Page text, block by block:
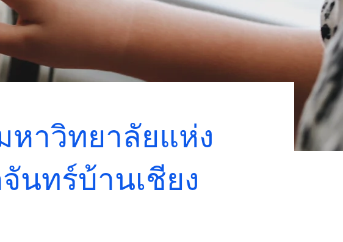
าวิทยาลัยแห่ง
นทร์บ้านเชียง